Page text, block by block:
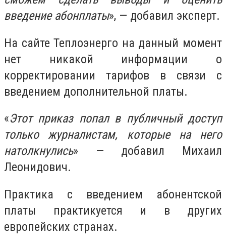
введение абонплаты», — добавил эксперт.
На сайте Теплоэнерго на данный момент
нет никакой информации о
корректировании тарифов в связи с
введением дополнительной платы.
«Этот приказ попал в публичный доступ
только журналистам, которые на него
натолкнулись» — добавил Михаил
Леонидович.
Практика с введением абонентской
платы практикуется и в других
европейских странах.